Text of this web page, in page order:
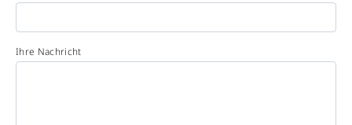
Ihre Nachricht